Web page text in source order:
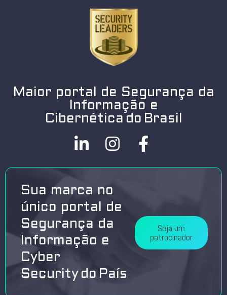
Maior portal de Segurança da
Informação e
Cibernética do Brasil
Sua marca no
único portal de
Segurança da
Informação e
Cyber
Security do País
Seja um
patrocinador